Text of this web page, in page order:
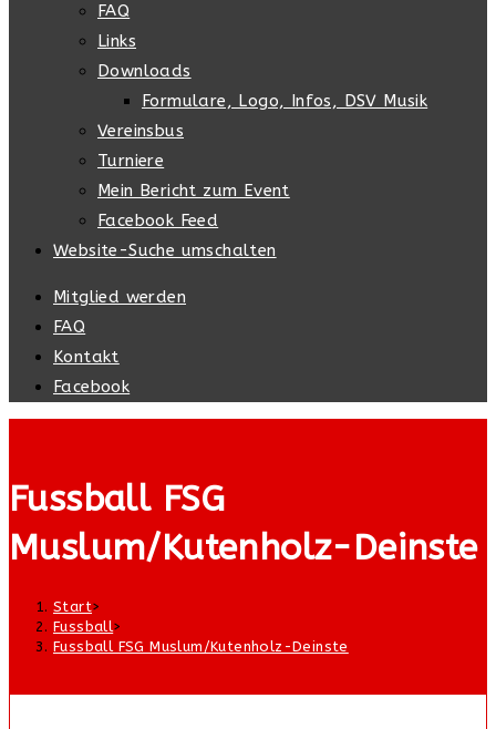
FAQ
Links
Downloads
Formulare, Logo, Infos, DSV Musik
Vereinsbus
Turniere
Mein Bericht zum Event
Facebook Feed
Website-Suche umschalten
Mitglied werden
FAQ
Kontakt
Facebook
Fussball FSG
Muslum/Kutenholz-Deinste
Start>
Fussball>
Fussball FSG Muslum/Kutenholz-Deinste